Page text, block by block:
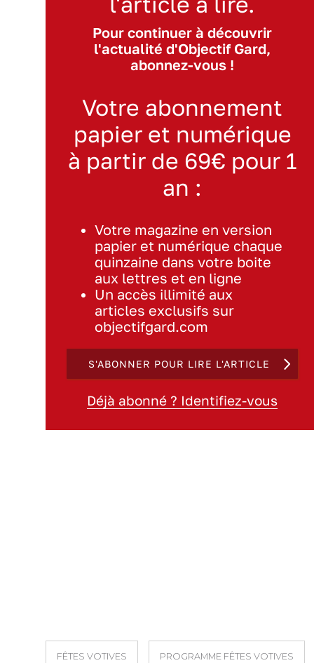
Pour continuer à découvrir
l'actualité d'Objectif Gard,
abonnez-vous !
Votre abonnement
papier et numérique
à partir de 69€ pour 1
an :
Votre magazine en version
papier et numérique chaque
quinzaine dans votre boite
aux lettres et en ligne
Un accès illimité aux
articles exclusifs sur
objectifgard.com
S'ABONNER POUR LIRE L'ARTICLE
Déjà abonné ? Identifiez-vous
FÊTES VOTIVES PROGRAMME FÊTES VOTIVES